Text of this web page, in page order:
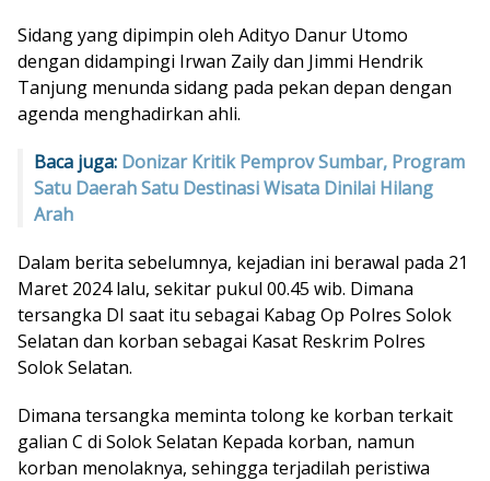
Sidang yang dipimpin oleh Adityo Danur Utomo
dengan didampingi Irwan Zaily dan Jimmi Hendrik
Tanjung menunda sidang pada pekan depan dengan
agenda menghadirkan ahli.
Baca juga: Donizar Kritik Pemprov Sumbar, Program
Satu Daerah Satu Destinasi Wisata Dinilai Hilang
Arah
Dalam berita sebelumnya, kejadian ini berawal pada 21
Maret 2024 lalu, sekitar pukul 00.45 wib. Dimana
tersangka DI saat itu sebagai Kabag Op Polres Solok
Selatan dan korban sebagai Kasat Reskrim Polres
Solok Selatan.
Dimana tersangka meminta tolong ke korban terkait
galian C di Solok Selatan Kepada korban, namun
korban menolaknya, sehingga terjadilah peristiwa